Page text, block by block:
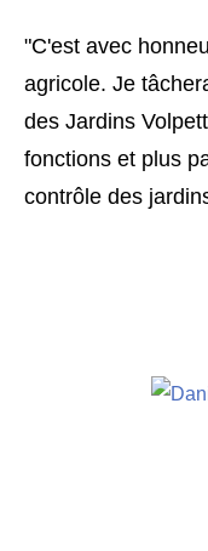
"C'est avec
agricole. Je
des Jardins
fonctions et plus
contrôle des